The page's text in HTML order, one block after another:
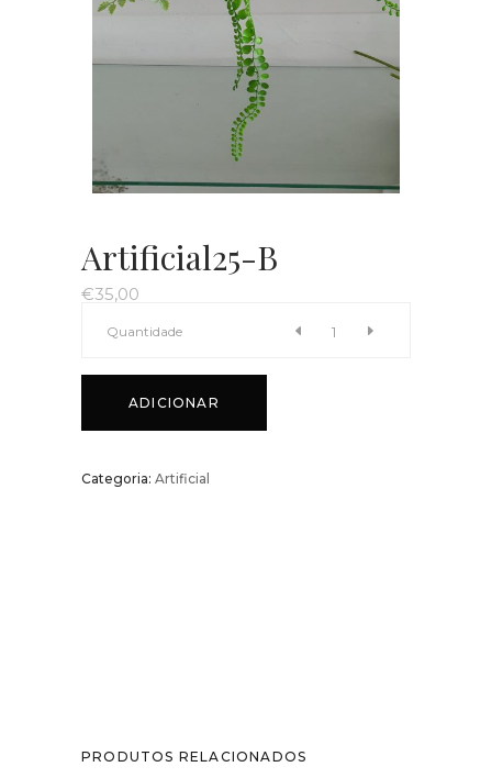
Artificial25-B
€35,00
Artificial25-
Quantidade
ADICIONAR
Categoria: Artificial
PRODUTOS RELACIONADOS